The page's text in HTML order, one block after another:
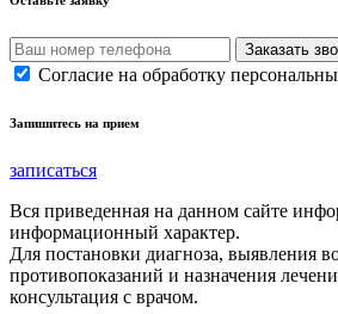
Согласие на обработку
Запишитесь на прием
записаться
Вся приведенная на данном сайте
информационный характер.
Для постановки диагноза, выявления
противопоказаний и назначения
консультация с врачом.